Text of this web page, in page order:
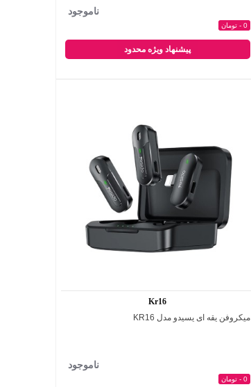
ناموجود
0 - تومان
پیشنهاد ویژه محدود
اضافه به مقایسه
Kr16
میکروفن یقه ای یسیدو مدل KR16
ناموجود
0 - تومان